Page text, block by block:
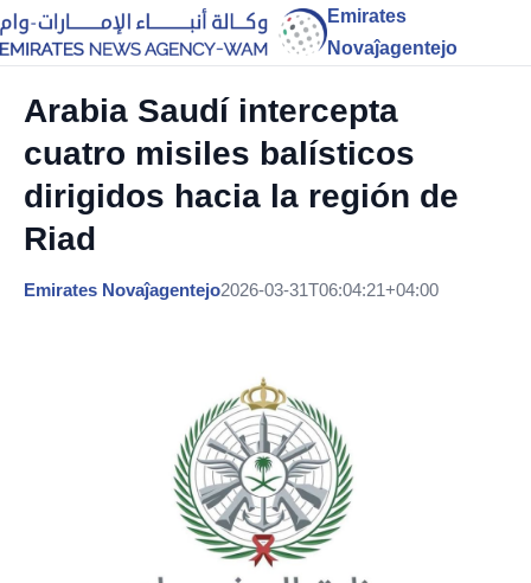
Emirates
Novaĵagentejo
Arabia Saudí intercepta
cuatro misiles balísticos
dirigidos hacia la región de
Riad
Emirates Novaĵagentejo2026-03-31T06:04:21+04:00